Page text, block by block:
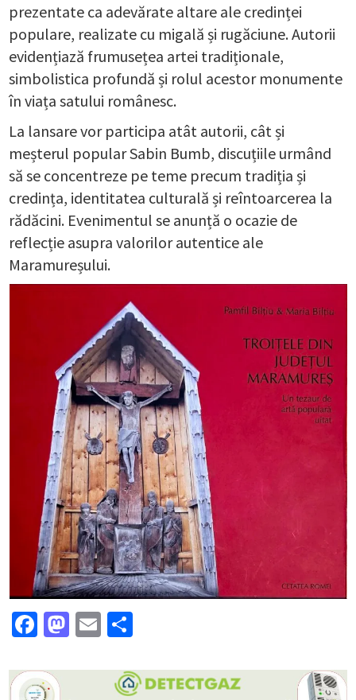
prezentate ca adevărate altare ale credinței
populare, realizate cu migală și rugăciune. Autorii
evidențiază frumusețea artei tradiționale,
simbolistica profundă și rolul acestor monumente
în viața satului românesc.
La lansare vor participa atât autorii, cât și
meșterul popular Sabin Bumb, discuțiile urmând
să se concentreze pe teme precum tradiția și
credința, identitatea culturală și reîntoarcerea la
rădăcini. Evenimentul se anunță o ocazie de
reflecție asupra valorilor autentice ale
Maramureșului.
Facebook
Mastodon
Email